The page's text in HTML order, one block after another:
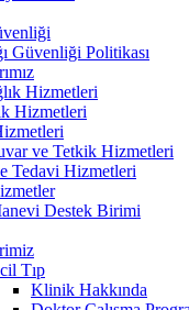
Güvenliği Politikası
Hizmetleri
Hizmetleri
ve Tetkik Hizmetleri
Tedavi Hizmetleri
Destek Birimi
Tıp
Klinik Hakkında